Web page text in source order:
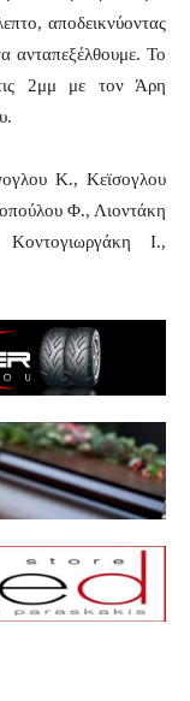
αποδεικνύοντας
ανταπεξέλθουμε. Το
2μμ με τον Άρη
Κ., Κεϊσογλου
Φ., Λιοντάκη
Ι.,